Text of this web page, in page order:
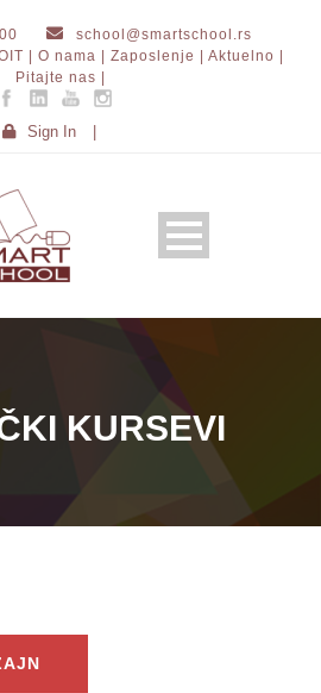
school@smartschool.rs
| O nama | Zaposlenje |
Aktuelno |
Pitajte nas |
Sign In
KURSEVI